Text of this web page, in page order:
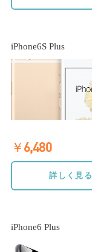
iPhone6S Plus
￥6,480
詳しく見る
iPhone6 Plus